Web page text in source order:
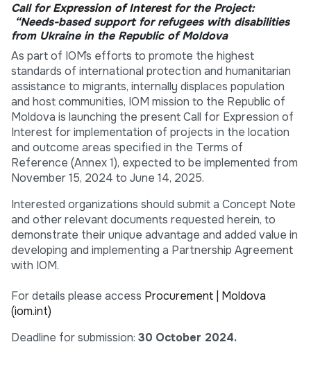
Call forExpression of Interest for the Project:
“Needs-based support for refugees with disabilities
from Ukraine in the Republic of Moldova
As part of IOM`s efforts to promote the highest
standards of international protection and humanitarian
assistance to migrants, internally displaces population
and host communities, IOM mission to the Republic of
Moldova is launching the present Call for Expression of
Interest for implementation of projects in the location
and outcome areas specified in the Terms of
Reference (Annex 1), expected to be implemented from
November 15, 2024 to June 14, 2025.
Interested organizations should submit a Concept Note
and other relevant documents requested herein, to
demonstrate their unique advantage and added value in
developing and implementing a Partnership Agreement
with IOM.
For details please access Procurement | Moldova
(iom.int)
Deadline for submission: 30 October 2024.